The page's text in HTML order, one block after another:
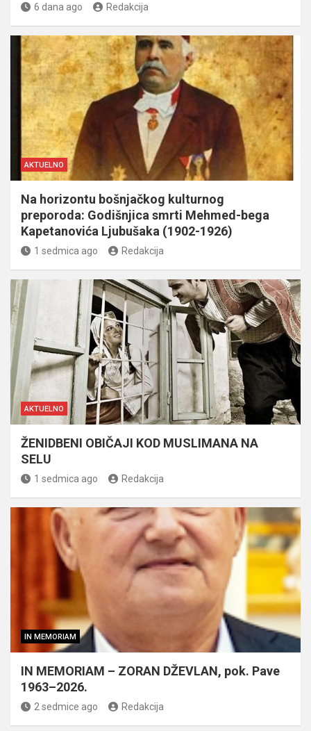
6 dana ago Redakcija
AKTUELNO
Na horizontu bošnjačkog kulturnog
preporoda: Godišnjica smrti Mehmed-bega
Kapetanovića Ljubušaka (1902-1926)
1 sedmica ago Redakcija
AKTUELNO
ŽENIDBENI OBIČAJI KOD MUSLIMANA NA
SELU
1 sedmica ago Redakcija
IN MEMORIAM
IN MEMORIAM – ZORAN DŽEVLAN, pok. Pave
1963–2026.
2 sedmice ago Redakcija